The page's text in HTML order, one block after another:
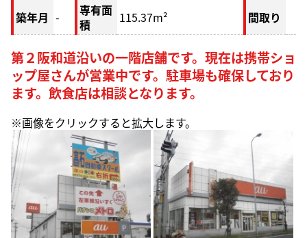
築年月 -
専有面
積
115.37m² 間取り
第２阪和道沿いの一階店舗です。現在は携帯ショ
ップ屋さんが営業中です。駐車場も確保しており
ます。飲食店は相談となります。
※画像をクリックすると拡大します。